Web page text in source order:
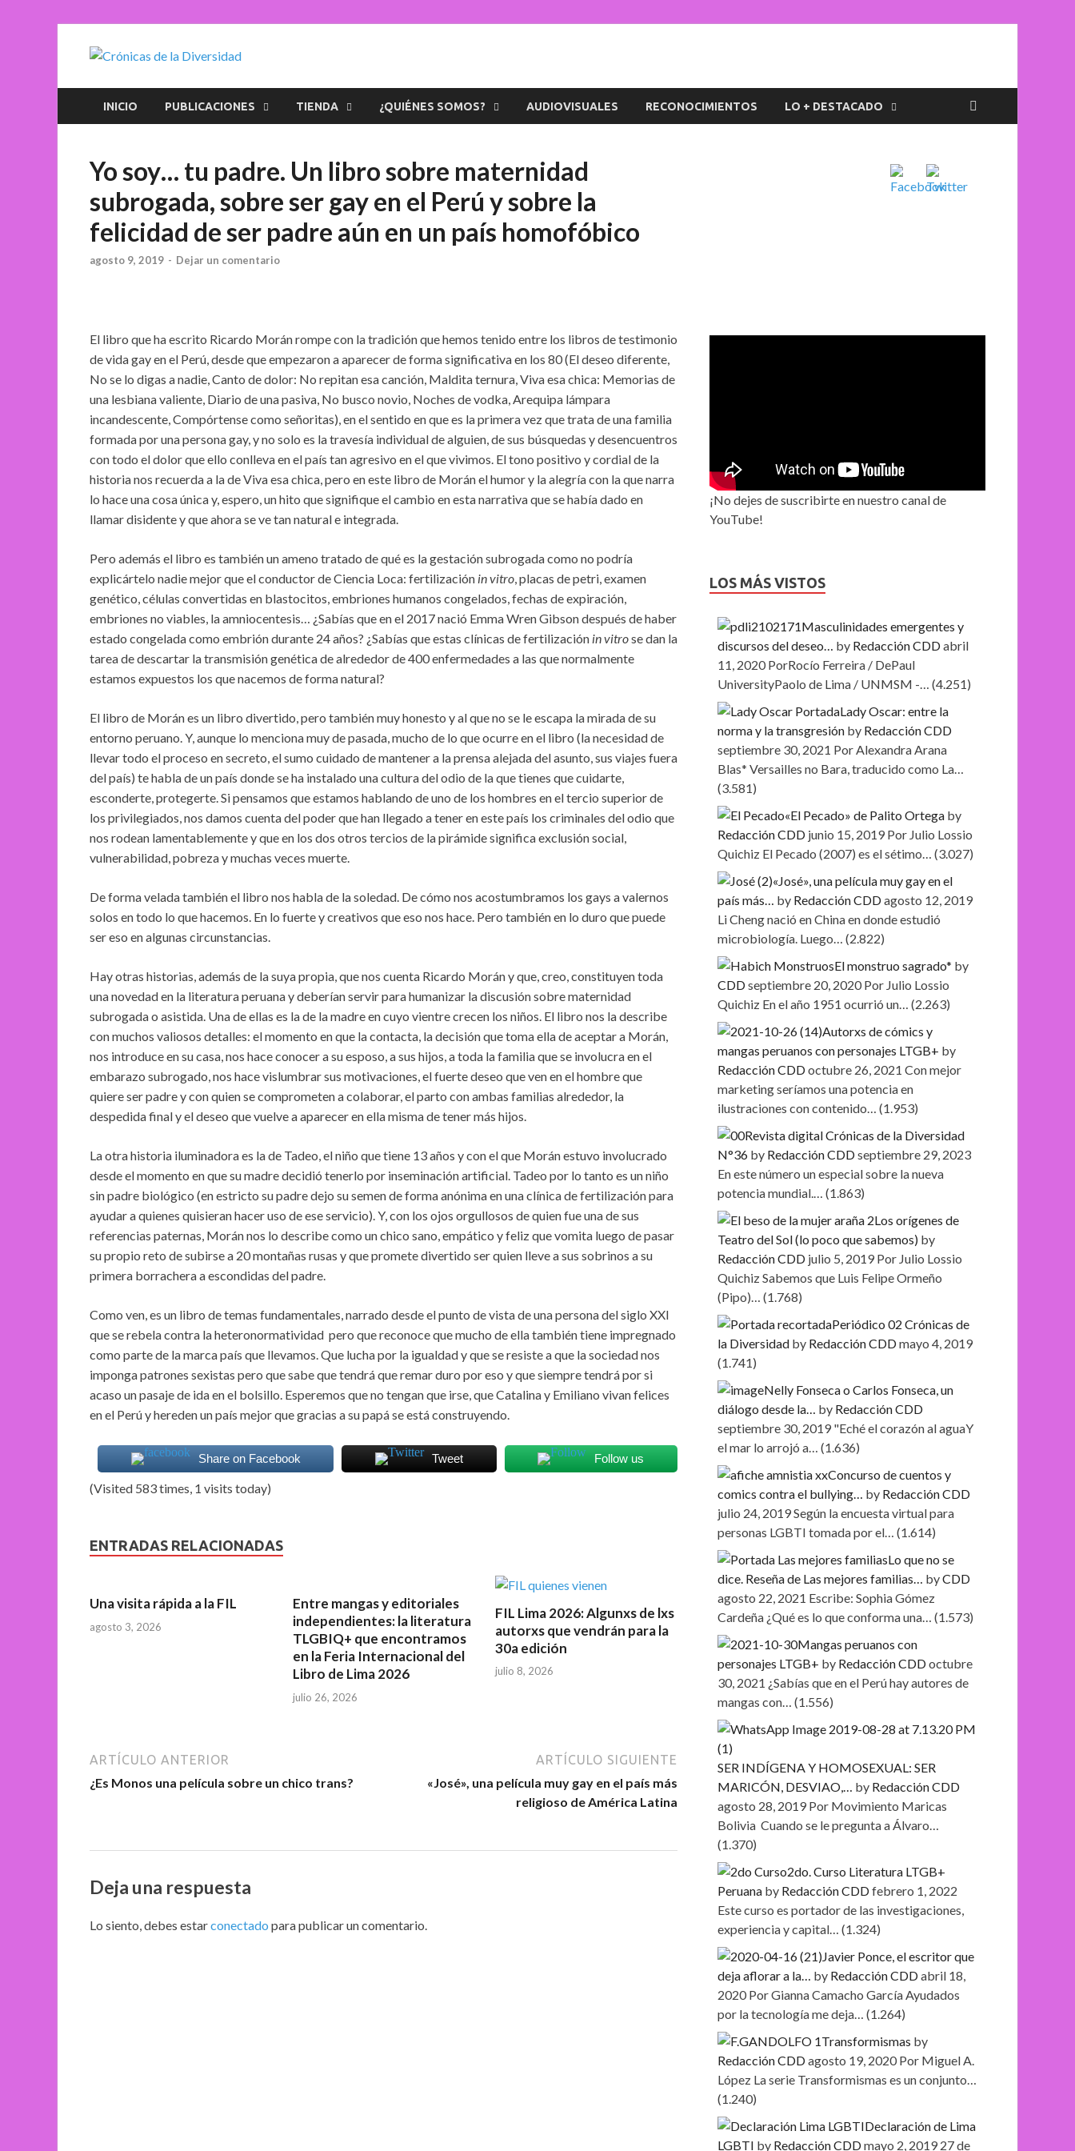
Crónicas de la Diversidad
INICIO PUBLICACIONES TIENDA ¿QUIÉNES SOMOS? AUDIOVISUALES RECONOCIMIENTOS LO + DESTACADO
Yo soy… tu padre. Un libro sobre maternidad
subrogada, sobre ser gay en el Perú y sobre la
felicidad de ser padre aún en un país homofóbico
agosto 9, 2019 - Dejar un comentario
El libro que ha escrito Ricardo Morán rompe con la tradición que hemos tenido entre los libros de testimonio
de vida gay en el Perú, desde que empezaron a aparecer de forma significativa en los 80 (El deseo diferente,
No se lo digas a nadie, Canto de dolor: No repitan esa canción, Maldita ternura, Viva esa chica: Memorias de
una lesbiana valiente, Diario de una pasiva, No busco novio, Noches de vodka, Arequipa lámpara
incandescente, Compórtense como señoritas), en el sentido en que es la primera vez que trata de una familia
formada por una persona gay, y no solo es la travesía individual de alguien, de sus búsquedas y desencuentros
con todo el dolor que ello conlleva en el país tan agresivo en el que vivimos. El tono positivo y cordial de la
historia nos recuerda a la de Viva esa chica, pero en este libro de Morán el humor y la alegría con la que narra
lo hace una cosa única y, espero, un hito que signifique el cambio en esta narrativa que se había dado en
llamar disidente y que ahora se ve tan natural e integrada.
Pero además el libro es también un ameno tratado de qué es la gestación subrogada como no podría
explicártelo nadie mejor que el conductor de Ciencia Loca: fertilización in vitro, placas de petri, examen
genético, células convertidas en blastocitos, embriones humanos congelados, fechas de expiración,
embriones no viables, la amniocentesis… ¿Sabías que en el 2017 nació Emma Wren Gibson después de haber
estado congelada como embrión durante 24 años? ¿Sabías que estas clínicas de fertilización in vitrose dan la
tarea de descartar la transmisión genética de alrededor de 400 enfermedades a las que normalmente
estamos expuestos los que nacemos de forma natural?
El libro de Morán es un libro divertido, pero también muy honesto y al que no se le escapa la mirada de su
entorno peruano. Y, aunque lo menciona muy de pasada, mucho de lo que ocurre en el libro (la necesidad de
llevar todo el proceso en secreto, el sumo cuidado de mantener a la prensa alejada del asunto, sus viajes fuera
del país) te habla de un país donde se ha instalado una cultura del odio de la que tienes que cuidarte,
esconderte, protegerte. Si pensamos que estamos hablando de uno de los hombres en el tercio superior de
los privilegiados, nos damos cuenta del poder que han llegado a tener en este país los criminales del odio que
nos rodean lamentablemente y que en los dos otros tercios de la pirámide significa exclusión social,
vulnerabilidad, pobreza y muchas veces muerte.
De forma velada también el libro nos habla de la soledad. De cómo nos acostumbramos los gays a valernos
solos en todo lo que hacemos. En lo fuerte y creativos que eso nos hace. Pero también en lo duro que puede
ser eso en algunas circunstancias.
Hay otras historias, además de la suya propia, que nos cuenta Ricardo Morán y que, creo, constituyen toda
una novedad en la literatura peruana y deberían servir para humanizar la discusión sobre maternidad
subrogada o asistida. Una de ellas es la de la madre en cuyo vientre crecen los niños. El libro nos la describe
con muchos valiosos detalles: el momento en que la contacta, la decisión que toma ella de aceptar a Morán,
nos introduce en su casa, nos hace conocer a su esposo, a sus hijos, a toda la familia que se involucra en el
embarazo subrogado, nos hace vislumbrar sus motivaciones, el fuerte deseo que ven en el hombre que
quiere ser padre y con quien se comprometen a colaborar, el parto con ambas familias alrededor, la
despedida final y el deseo que vuelve a aparecer en ella misma de tener más hijos.
La otra historia iluminadora es la de Tadeo, el niño que tiene 13 años y con el que Morán estuvo involucrado
desde el momento en que su madre decidió tenerlo por inseminación artificial. Tadeo por lo tanto es un niño
sin padre biológico (en estricto su padre dejo su semen de forma anónima en una clínica de fertilización para
ayudar a quienes quisieran hacer uso de ese servicio). Y, con los ojos orgullosos de quien fue una de sus
referencias paternas, Morán nos lo describe como un chico sano, empático y feliz que vomita luego de pasar
su propio reto de subirse a 20 montañas rusas y que promete divertido ser quien lleve a sus sobrinos a su
primera borrachera a escondidas del padre.
Como ven, es un libro de temas fundamentales, narrado desde el punto de vista de una persona del siglo XXI
que se rebela contra la heteronormatividad pero que reconoce que mucho de ella también tiene impregnado
como parte de la marca país que llevamos. Que lucha por la igualdad y que se resiste a que la sociedad nos
imponga patrones sexistas pero que sabe que tendrá que remar duro por eso y que siempre tendrá por si
acaso un pasaje de ida en el bolsillo. Esperemos que no tengan que irse, que Catalina y Emiliano vivan felices
en el Perú y hereden un país mejor que gracias a su papá se está construyendo.
Share on Facebook Tweet Follow us
(Visited 583 times, 1 visits today)
ENTRADAS RELACIONADAS
Una visita rápida a la FIL
agosto 3, 2026
Entre mangas y editoriales
independientes: la literatura
TLGBIQ+ que encontramos
en la Feria Internacional del
Libro de Lima 2026
julio 26, 2026
FIL Lima 2026: Algunxs de lxs
autorxs que vendrán para la
30a edición
julio 8, 2026
ARTÍCULO ANTERIOR
¿Es Monos una película sobre un chico trans?
ARTÍCULO SIGUIENTE
«José», una película muy gay en el país más
religioso de América Latina
Deja una respuesta
Lo siento, debes estarconectado para publicar un comentario.
¡No dejes de suscribirte en nuestro canal de
YouTube!
LOS MÁS VISTOS
Masculinidades emergentes y
discursos del deseo… by Redacción CDDabril
11, 2020 PorRocío Ferreira / DePaul
UniversityPaolo de Lima / UNMSM -… (4.251)
Lady Oscar: entre la
norma y la transgresión by Redacción CDD
septiembre 30, 2021 Por Alexandra Arana
Blas* Versailles no Bara, traducido como La…
(3.581)
«El Pecado» de Palito Ortega by
Redacción CDD junio 15, 2019 Por Julio Lossio
Quichiz El Pecado (2007) es el sétimo… (3.027)
«José», una película muy gay en el
país más… by Redacción CDDagosto 12, 2019
Li Cheng nació en China en donde estudió
microbiología. Luego… (2.822)
El monstruo sagrado* by
CDDseptiembre 20, 2020 Por Julio Lossio
Quichiz En el año 1951 ocurrió un… (2.263)
Autorxs de cómics y
mangas peruanos con personajes LTGB+ by
Redacción CDDoctubre 26, 2021 Con mejor
marketing seríamos una potencia en
ilustraciones con contenido… (1.953)
Revista digital Crónicas de la Diversidad
N°36 by Redacción CDDseptiembre 29, 2023
En este número un especial sobre la nueva
potencia mundial.… (1.863)
Los orígenes de
Teatro del Sol (lo poco que sabemos) by
Redacción CDD julio 5, 2019 Por Julio Lossio
Quichiz Sabemos que Luis Felipe Ormeño
(Pipo)… (1.768)
Periódico 02 Crónicas de
la Diversidad by Redacción CDDmayo 4, 2019
(1.741)
Nelly Fonseca o Carlos Fonseca, un
diálogo desde la… by Redacción CDD
septiembre 30, 2019 "Eché el corazón al aguaY
el mar lo arrojó a… (1.636)
Concurso de cuentos y
comics contra el bullying… by Redacción CDD
julio 24, 2019Según la encuesta virtual para
personas LGBTI tomada por el… (1.614)
Lo que no se
dice. Reseña de Las mejores familias… byCDD
agosto 22, 2021 Escribe: Sophia Gómez
Cardeña ¿Qué es lo que conforma una… (1.573)
Mangas peruanos con
personajes LTGB+ by Redacción CDDoctubre
30, 2021 ¿Sabías que en el Perú hay autores de
mangas con… (1.556)
SER INDÍGENA Y HOMOSEXUAL: SER
MARICÓN, DESVIAO,… by Redacción CDD
agosto 28, 2019 Por Movimiento Maricas
Bolivia Cuando se le pregunta a Álvaro…
(1.370)
2do. Curso Literatura LTGB+
Peruana by Redacción CDDfebrero 1, 2022
Este curso es portador de las investigaciones,
experiencia y capital… (1.324)
Javier Ponce, el escritor que
deja aflorar a la… by Redacción CDDabril 18,
2020 Por Gianna Camacho García Ayudados
por la tecnología me deja… (1.264)
Transformismas by
Redacción CDDagosto 19, 2020 Por Miguel A.
López La serie Transformismas es un conjunto…
(1.240)
Declaración de Lima
LGBTI by Redacción CDDmayo 2, 2019 27 de